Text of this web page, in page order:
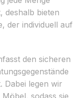
deshalb bieten
der individuell auf
den sicheren
Dabei legen wir
sodass sie